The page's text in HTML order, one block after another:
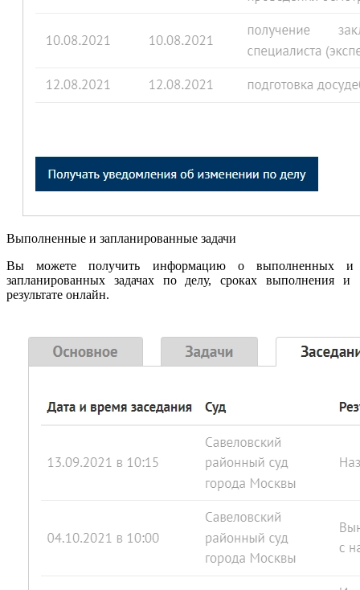
Выполненные и запланированные задачи
Вы можете получить информацию о выполненных и
запланированных задачах по делу, сроках выполнения и
результате онлайн.